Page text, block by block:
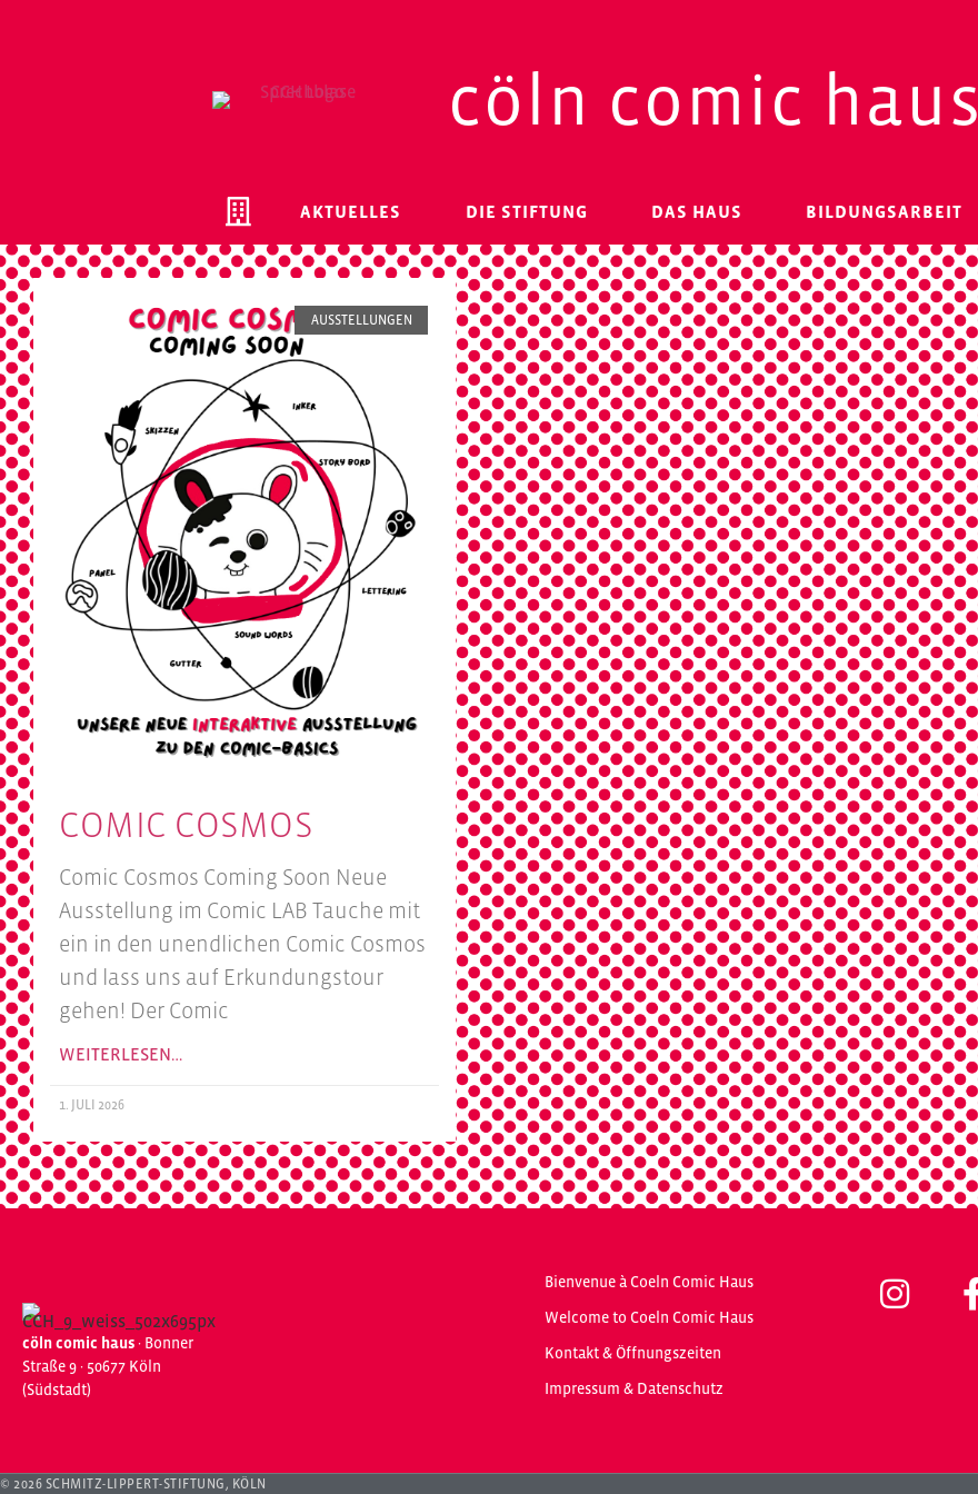
cöln comic haus
AKTUELLES DIE STIFTUNG DAS HAUS BILDUNGSARBEIT
AUSSTELLUNGEN
COMIC COSMOS
Comic Cosmos Coming Soon Neue
Ausstellung im Comic LAB Tauche mit
ein in den unendlichen Comic Cosmos
und lass uns auf Erkundungstour
gehen! Der Comic
WEITERLESEN…
1. JULI 2026
cöln comic haus · Bonner
Straße 9 · 50677 Köln
(Südstadt)
Bienvenue à Coeln Comic Haus
Welcome to Coeln Comic Haus
Kontakt & Öffnungszeiten
Impressum & Datenschutz
© 2026 SCHMITZ-LIPPERT-STIFTUNG, KÖLN